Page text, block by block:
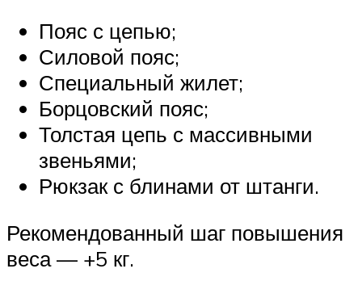
Пояс с цепью;
Силовой пояс;
Специальный жилет;
Борцовский пояс;
Толстая цепь с массивными
звеньями;
Рюкзак с блинами от штанги.
Рекомендованный шаг повышения
веса — +5 кг.